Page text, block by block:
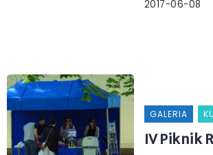
2017-06-08
GALERIA
IV Piknik